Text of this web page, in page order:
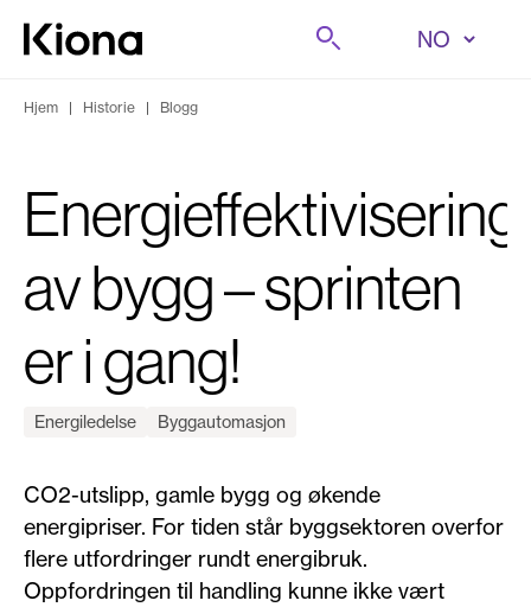
Hopp til innhold
Gå til forsiden
Søk på
Hjem | Historie | Blogg
Energieffektivisering
av bygg – sprinten
er i gang!
Energiledelse Byggautomasjon
CO2-utslipp, gamle bygg og økende
energipriser. For tiden står byggsektoren overfor
flere utfordringer rundt energibruk.
Oppfordringen til handling kunne ikke vært